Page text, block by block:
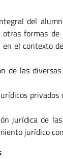
del
formas
el contexto
de las
jurídica de
jurídico